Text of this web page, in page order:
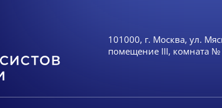
101000, г. Москва, ул.
помещение III, комната №